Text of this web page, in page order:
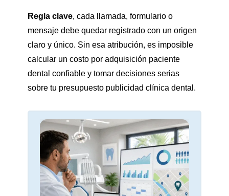
Regla clave, cada llamada, formulario o
mensaje debe quedar registrado con un origen
claro y único. Sin esa atribución, es imposible
calcular un costo por adquisición paciente
dental confiable y tomar decisiones serias
sobre tu presupuesto publicidad clínica dental.